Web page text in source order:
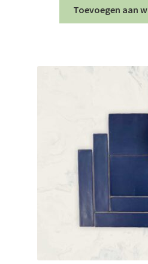
Toevoegen aan